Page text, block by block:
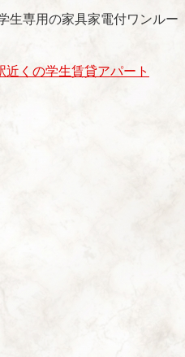
生専用の家具家電付ワンルー